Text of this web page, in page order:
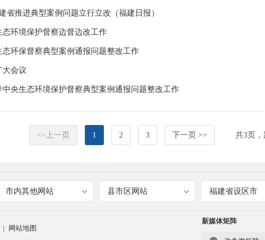
省推进典型案例问题立行立改（福建日报）
环境保护督察边督边改工作
环保督察典型案例通报问题整改工作
大会议
央生态环境保护督察典型案例通报问题整改工作
<<上一页 1 2 3 下一页 >> 共3页，
市内其他网站 县市区网站 福建省设区市
网站地图
新媒体矩阵